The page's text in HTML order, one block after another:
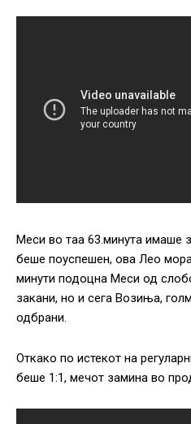
Меси во таа 63.минута имаше
беше поуспешен, ова Лео
минути подоцна Меси од
закани, но и сега Возиња,
одбрани.
Откако по истекот на
беше 1:1, мечот замина во